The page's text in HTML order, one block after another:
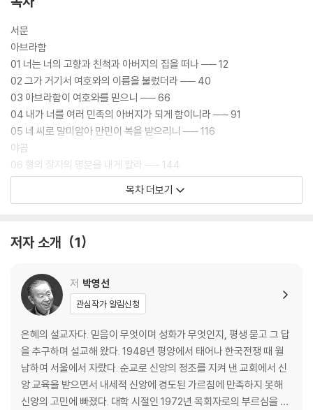
본 개정판에는 바울이 새롭게 들어가 있으며, 각 인물에 대한 설교 말미에
덧붙여진 글에는 오랜 세월 하나님의 주권만을 역설(力說)해 온 저자의
깊은 안목이 녹아 있습니다. 일평생 하나님을 편들어 온 설교자 박영선의
단초를 엿볼 수 있는 책입니다. 이 책을 통해 세상과 역사 속에 충일한 하나
님의 주권을 발견해 가는 기쁨을 누리시기 바랍니다.
서문
아브라함
01 너는 너의 고향과 친척과 아버지의 집을 떠나 ── 12
02 그가 거기서 여호와의 이름을 불렀더라 ── 40
03 아브라함이 여호와를 믿으니 ── 66
04 내가 너를 여러 민족의 아버지가 되게 함이니라 ── 91
05 네 씨로 말미암아 만민이 복을 받으리니 ── 116
야곱
06 형의 장자의 명분을 내게 팔라 ── 144
07 너를 이끌어 이 땅으로 돌아오게 할지라 ── 168
08 네가 하나님과 겨루어 이겼음이니라 ── 190
10 그의 말씀이 그를 단련하였도다 ── 234
12 그가 나를 단련하신 후에는 ── 289
13 내 죄가 항상 내 앞에 있나이다 ── 311
14 세미한 소리가 있는지라 ── 335
베드로/바울
15 내가 주님을 사랑하는 줄 주님께서 아시나이다 ── 360
16 그러나 내가 긍휼을 입은 까닭은 ── 389
목차 더보기
저자 소개 1
저 박영선
관심작가 알림신청
은혜의 설교자다. 믿음이 무엇이며 성화가 무엇인지, 평생 묻고 그 답
을 추구하며 설교해 왔다. 1948년 평양에서 태어나 한국전쟁 때 월
남하여 서울에서 자랐다. 순교로 신앙의 정조를 지켜 낸 교회에서 신
앙 교육을 받으면서 내세적 신앙에 경도된 가르침에 만족하지 못해
신앙의 고민에 빠졌다. 대학 시절인 1972년 목회자로의 부르심을 확